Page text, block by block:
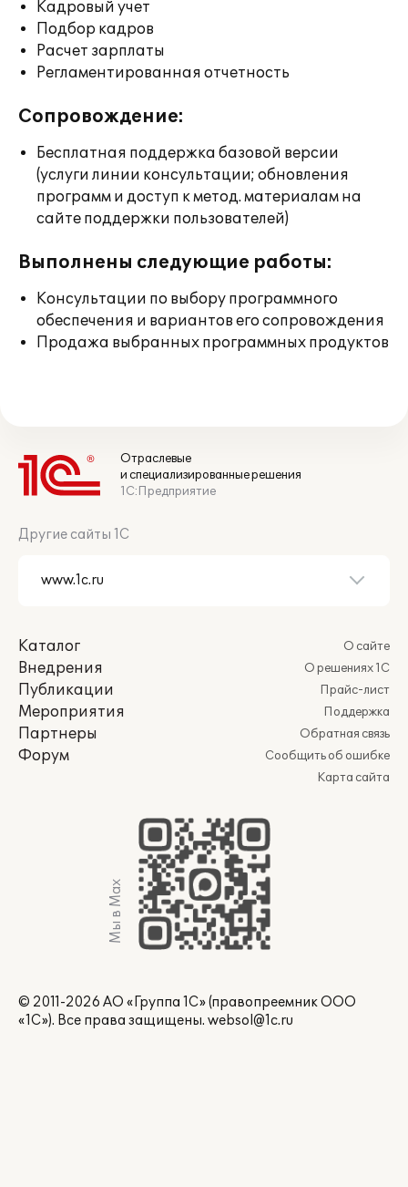
Кадровый учет
Подбор кадров
Расчет зарплаты
Регламентированная отчетность
Сопровождение:
Бесплатная поддержка базовой версии
(услуги линии консультации; обновления
программ и доступ к метод. материалам на
сайте поддержки пользователей)
Выполнены следующие работы:
Консультации по выбору программного
обеспечения и вариантов его сопровождения
Продажа выбранных программных продуктов
Отраслевые
и специализированные решения
1С:Предприятие
Другие сайты 1С
Каталог
Внедрения
Публикации
Мероприятия
Партнеры
Форум
О сайте
О решениях 1С
Прайс-лист
Поддержка
Обратная связь
Сообщить об ошибке
Карта сайта
Мы в Max
© 2011-2026 АО «Группа 1С» (правопреемник ООО
«1С»). Все права защищены. websol@1c.ru